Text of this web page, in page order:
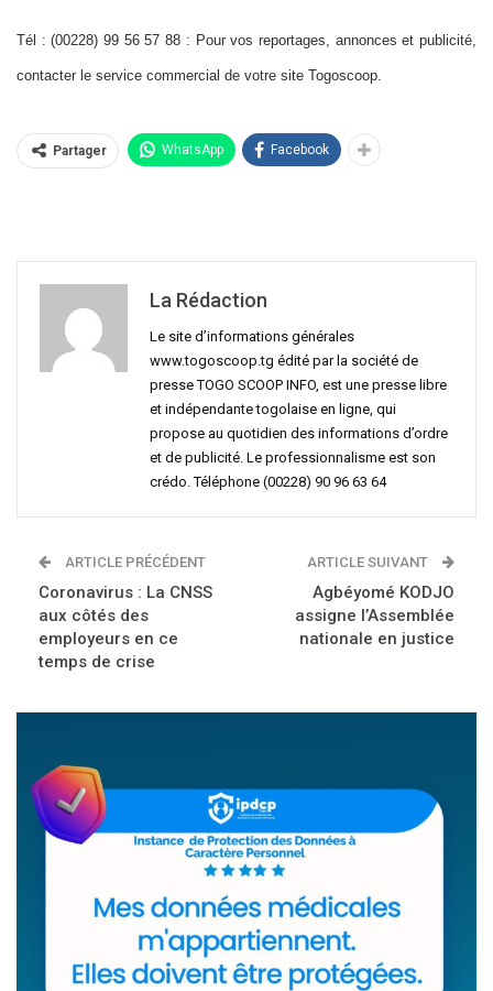
Tél : (00228) 99 56 57 88 : Pour vos reportages, annonces et publicité,
contacter le service commercial de votre site Togoscoop.
Partager WhatsApp Facebook
La Rédaction
Le site d’informations générales
www.togoscoop.tg édité par la société de
presse TOGO SCOOP INFO, est une presse libre
et indépendante togolaise en ligne, qui
propose au quotidien des informations d’ordre
et de publicité. Le professionnalisme est son
crédo. Téléphone (00228) 90 96 63 64
ARTICLE PRÉCÉDENT
Coronavirus : La CNSS
aux côtés des
employeurs en ce
temps de crise
ARTICLE SUIVANT
Agbéyomé KODJO
assigne l’Assemblée
nationale en justice